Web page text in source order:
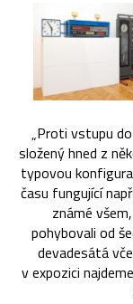
„Proti vstupu
složený hned z
typovou
času fungující
známé
pohybovali od
devadesátá
v expozici